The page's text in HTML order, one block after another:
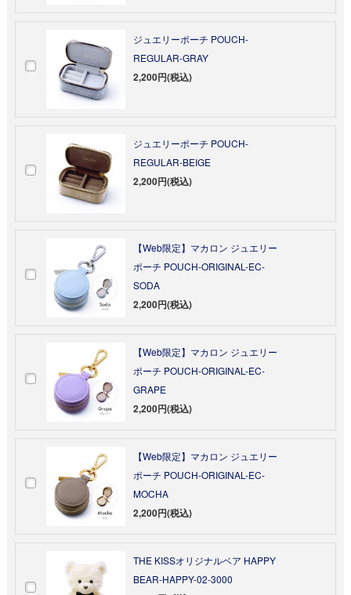
ジュエリーポーチ POUCH-
REGULAR-GRAY
2,200円(税込)
ジュエリーポーチ POUCH-
REGULAR-BEIGE
2,200円(税込)
【Web限定】マカロン ジュエリー
ポーチ POUCH-ORIGINAL-EC-
SODA
2,200円(税込)
【Web限定】マカロン ジュエリー
ポーチ POUCH-ORIGINAL-EC-
GRAPE
2,200円(税込)
【Web限定】マカロン ジュエリー
ポーチ POUCH-ORIGINAL-EC-
MOCHA
2,200円(税込)
THE KISSオリジナルベア HAPPY
BEAR-HAPPY-02-3000